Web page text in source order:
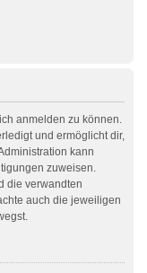
anmelden zu können.
und ermöglicht dir,
kann
zuweisen.
die verwandten
auch die jeweiligen